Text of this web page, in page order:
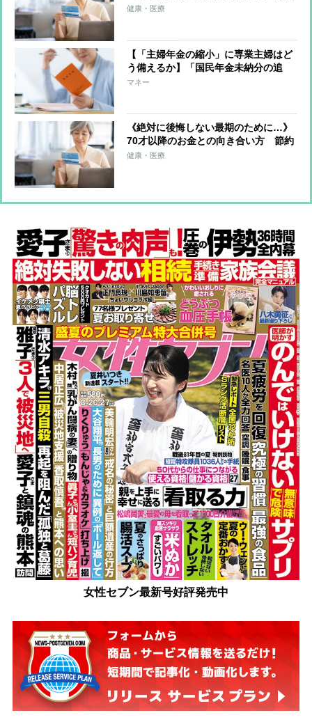
に走るのではなく「自分で貯めたお金
健康・医療
【「主婦年金の縮小」に専業主婦はど
う備えるか】「国民年金未納分の追
納」「働いて厚生年金加入」で年金受
マネー
《絶対に後悔しない最期のために…》
70才以降のお金との向き合い方 節約
に走るのではなく「自分で貯めたお金
健康・医療
女性セブン最新号好評発売中